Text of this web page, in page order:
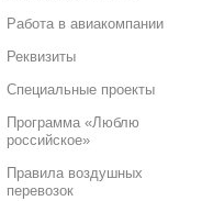
Работа в авиакомпании
Реквизиты
Специальные проекты
Программа «Люблю
российское»
Правила воздушных
перевозок